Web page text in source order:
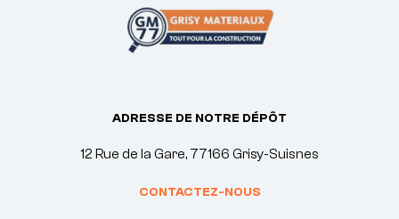
ADRESSE DE NOTRE DÉPÔT
12 Rue de la Gare, 77166 Grisy-Suisnes
CONTACTEZ-NOUS